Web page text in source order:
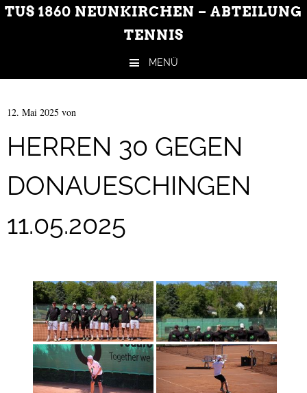
TUS 1860 NEUNKIRCHEN – ABTEILUNG
TENNIS
MENÜ
12. Mai 2025 von
HERREN 30 GEGEN
DONAUESCHINGEN
11.05.2025